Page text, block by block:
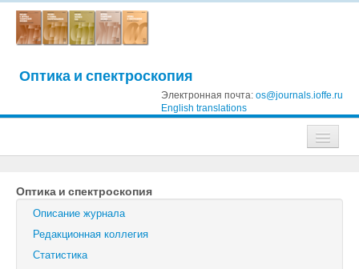
Оптика и спектроскопия
Электронная почта: os@journals.ioffe.ru
English translations
Журнал технической физики
Письма в Журнал технической физики
Физика твердого тела
Оптика и спектроскопия
Описание журнала
Редакционная коллегия
Статистика